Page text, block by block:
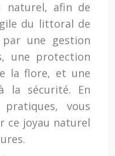
naturel, afin de
du littoral de
par une gestion
une protection
la flore, et une
la sécurité. En
vous
ce joyau naturel